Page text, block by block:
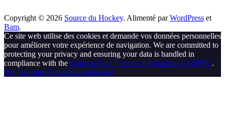
Copyright © 2026 Source du Hockey. Alimenté parWordPress et
Bam.
Ce site web utilise des cookies et demande vos données personnelles
pour améliorer votre expérience de navigation. We are committed to
protecting your privacy and ensuring your data is handled in
compliance with the General Data Protection Regulation (GDPR).
Ok, j'accepte Conditions générales